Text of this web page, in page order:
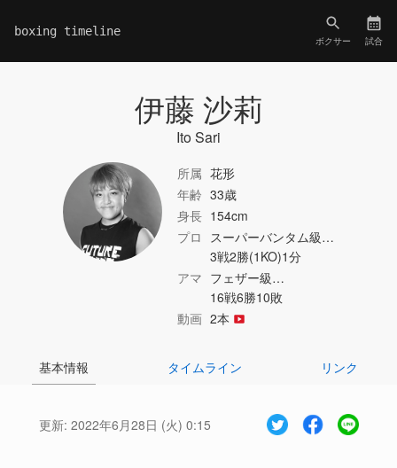
boxing timeline
ボクサー 試合
伊藤 沙莉
Ito Sari
所属 花形
年齢 33歳
身長 154cm
プロ スーパーバンタム級…
3戦2勝(1KO)1分
アマ フェザー級…
16戦6勝10敗
動画 2本
基本情報 タイムライン リンク
更新: 2022年6月28日 (火) 0:15